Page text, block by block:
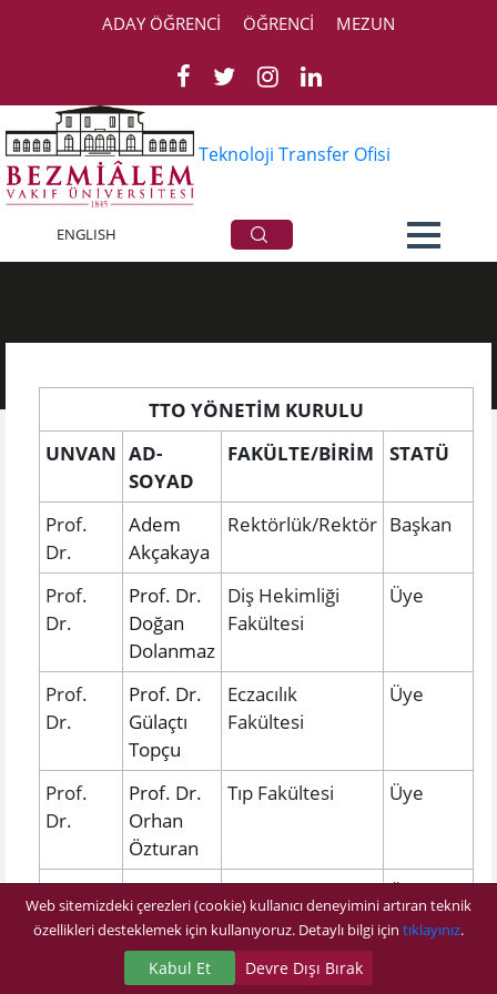
ADAY ÖĞRENCİ ÖĞRENCİ MEZUN
Teknoloji Transfer Ofisi
ENGLISH Kurullarımız
TTO YÖNETİM KURULU​
UNVAN AD-
SOYAD​
FAKÜLTE/BİRİM STATÜ
Prof.
Dr.
Adem
Akçakaya
Rektörlük/Rektör Başkan
Prof.
Dr.
Prof. Dr.
Doğan
Dolanmaz
Diş Hekimliği
Fakültesi
Üye
Prof.
Dr.
Prof. Dr.
Gülaçtı
Topçu
Eczacılık
Fakültesi
Üye
Prof.
Dr.
Prof. Dr.
Orhan
Özturan
Tıp Fakültesi Üye
Prof.
Dr.
Prof. Dr.
Deniz
Ceylan
Eczacılık
Fakültesi
Üye
Web sitemizdeki çerezleri (cookie) kullanıcı deneyimini artıran teknik
özellikleri desteklemek için kullanıyoruz. Detaylı bilgi için tıklayınız.
Kabul Et Devre Dışı Bırak